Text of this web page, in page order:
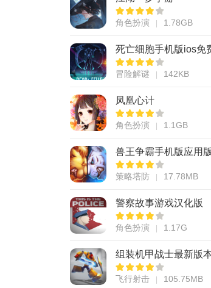
角色扮演 1.78GB
死亡细胞手机版ios免
冒险解谜 142KB
凤凰心计
角色扮演 1.1GB
兽王争霸手机版应用版
策略塔防 17.78MB
警察故事游戏汉化版
角色扮演 1.17G
组装机甲战士最新版
飞行射击 105.75MB